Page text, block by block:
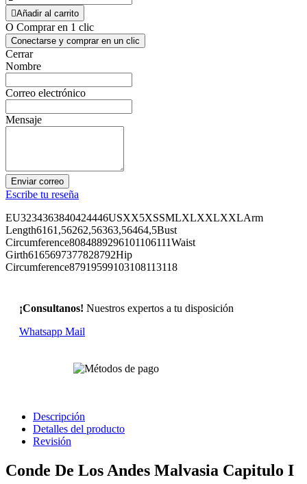
Añadir al carrito
O Comprar en 1 clic
Conectarse y comprar en un clic
Cerrar
Nombre
Correo electrónico
Mensaje
Enviar correo
Escribe tu reseña
EU3234363840424446USXX5XSSMLXLXXLXXLArm
Length6161,56262,56363,56464,5Bust
Circumference8084889296101106111Waist
Girth6165697377828792Hip
Circumference87919599103108113118
¡Consultanos! Nuestros expertos a tu disposición
Whatsapp Mail
Descripción
Detalles del producto
Revisión
Conde De Los Andes Malvasia Capitulo I